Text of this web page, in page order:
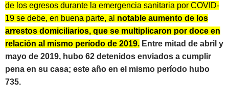
de los egresos durante la emergencia sanitaria por COVID-
19 se debe, en buena parte, al notable aumento de los
arrestos domiciliarios, que se multiplicaron por doce en
relación al mismo período de 2019. Entre mitad de abril y
mayo de 2019, hubo 62 detenidos enviados a cumplir
pena en su casa; este año en el mismo período hubo
735.